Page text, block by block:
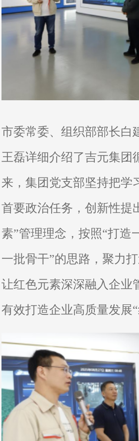
市委常委、组织部部长白
王磊详细介绍了吉元集团
来，集团党支部坚持把学
首要政治任务，创新性提
素”管理理念，按照“打造
一批骨干”的思路，聚力
让红色元素深深融入企业
有效打造企业高质量发展“